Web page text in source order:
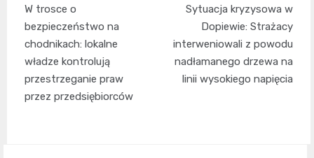
wpisu
W trosce o
bezpieczeństwo na
chodnikach: lokalne
władze kontrolują
przestrzeganie praw
przez przedsiębiorców
Sytuacja kryzysowa w
Dopiewie: Strażacy
interweniowali z powodu
nadłamanego drzewa na
linii wysokiego napięcia